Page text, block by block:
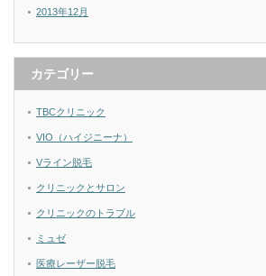
2013年12月
カテゴリー
TBCクリニック
VIO（ハイジニーナ）
Vライン脱毛
クリニックとサロン
クリニックのトラブル
ミュゼ
医療レーザー脱毛